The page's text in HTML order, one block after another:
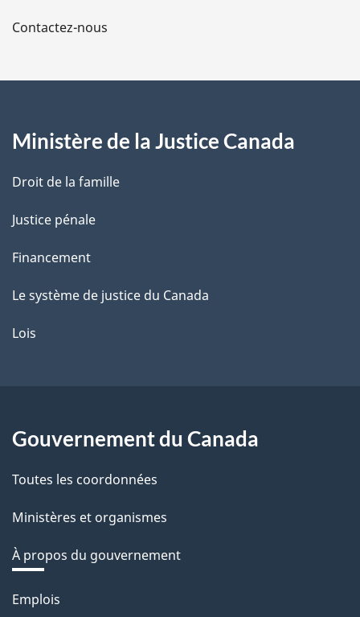
a
e
Contactez-nous
Ministère de la Justice Canada
Droit de la famille
Justice pénale
Financement
Le système de justice du Canada
Lois
Gouvernement du Canada
Toutes les coordonnées
Ministères et organismes
À propos du gouvernement
Thèmes
Emplois